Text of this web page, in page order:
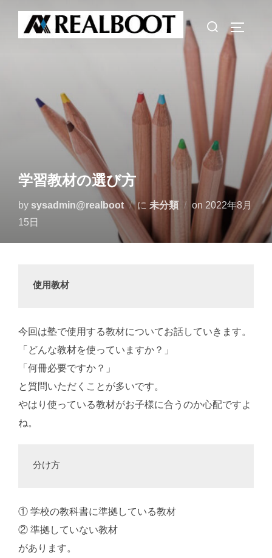
検
象:
学習教材の選び方
by sysadmin@realboot に 未分類 on 投
日:
2022年8月
15日
使用教材
今回は塾で使用する教材についてお話していきます。
「どんな教材を使っていますか？」
「何冊必要ですか？」
と質問いただくことが多いです。
やはり使っている教材がお子様に合うのか心配ですよ
ね。
分け方
① 学校の教科書に準拠している教材
② 準拠していない教材
があります。